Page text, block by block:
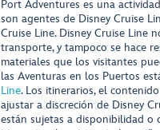
Port Adventures es una
son agentes de Disney Cruise
Cruise Line. Disney Cruise Line
transporte, y tampoco se hace
materiales que los visitantes
las Aventuras en los Puertos
Line. Los itinerarios, el
ajustar a discreción de Disney
están sujetas a disponibilidad o